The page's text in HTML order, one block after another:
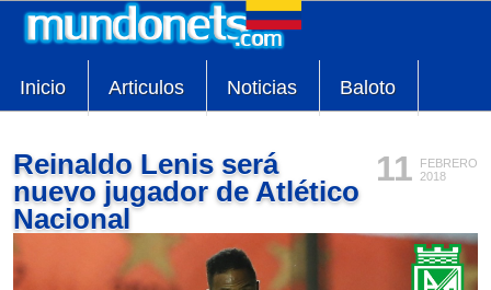
Inicio Articulos Noticias Baloto
11
FEBRERO
2018
Reinaldo Lenis será
nuevo jugador de Atlético
Nacional